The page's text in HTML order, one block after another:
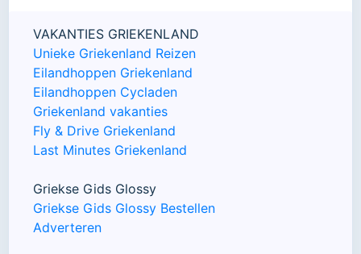
VAKANTIES GRIEKENLAND
Unieke Griekenland Reizen
Eilandhoppen Griekenland
Eilandhoppen Cycladen
Griekenland vakanties
Fly & Drive Griekenland
Last Minutes Griekenland
Griekse Gids Glossy
Griekse Gids Glossy Bestellen
Adverteren